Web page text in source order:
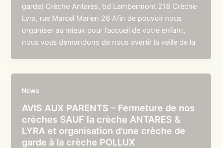
garde) Crèche Antarès, bd Lambermont 218 Crèche
Lyra, rue Marcel Marien 26 Afin de pouvoir nous
organiser au mieux pour l’accueil de votre enfant,
nous vous demandons de nous avertir la veille de la
News
AVIS AUX PARENTS – Fermeture de nos
crèches SAUF la crèche ANTARES &
LYRA et organisation d’une crèche de
garde à la crèche POLLUX